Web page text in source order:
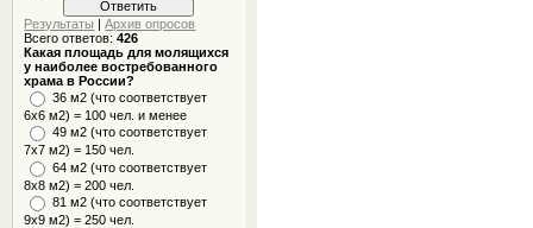
Результаты |Архив опросов
Всего ответов:426
Какая площадь для молящихся
у наиболее востребованного
храма в России?
36 м2 (что соответствует
6x6 м2) = 100 чел. и менее
49 м2 (что соответствует
7x7 м2) = 150 чел.
64 м2 (что соответствует
8x8 м2) = 200 чел.
81 м2 (что соответствует
9х9 м2) = 250 чел.